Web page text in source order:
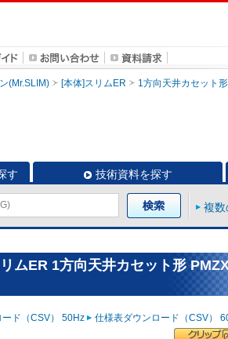
(Mr.SLIM) [本体]スリムER 1方向天井カセット形
す 技術資料を探す
複数
ムER 1方向天井カセット形
ド（CSV） 50Hz 仕様表ダウンロード（CSV）